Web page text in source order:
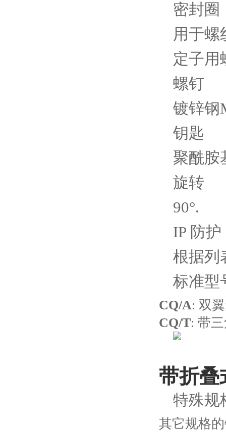
密封圈
用于螺
定子用
螺钉
镀锌钢
钥匙
聚酰胺
旋转
90°.
IP 防护
根据列
标准型
CQ/A: 双
CQ/T: 带
带折叠
特殊规
其它规格